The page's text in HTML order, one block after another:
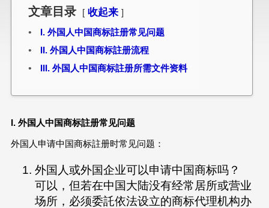
文章目录 收起来
I. 外国人中国商标註册常见问题
II. 外国人中国商标註册流程
III. 外国人中国商标註册所需文件资料
I. 外国人中国商标註册常见问题
外国人申请中国商标註册时常见问题：
外国人或外国企业可以申请中国商标吗？
可以，但若在中国大陆没有经常居所或营业
场所，必须委託依法设立的商标代理机构办